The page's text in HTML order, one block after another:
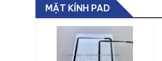
MẶT KÍNH PAD